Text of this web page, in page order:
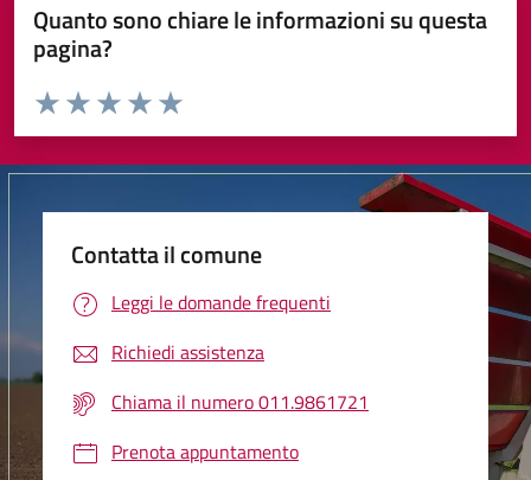
Quanto sono chiare le informazioni su questa
pagina?
Valuta da 1 a 5 stelle la pagina
Valuta 5 stelle su 5
Valuta 4 stelle su 5
Valuta 3 stelle su 5
Valuta 2 stelle su 5
Valuta 1 stelle su 5
Contatta il comune
Leggi le domande frequenti
Richiedi assistenza
Chiama il numero 011.9861721
Prenota appuntamento